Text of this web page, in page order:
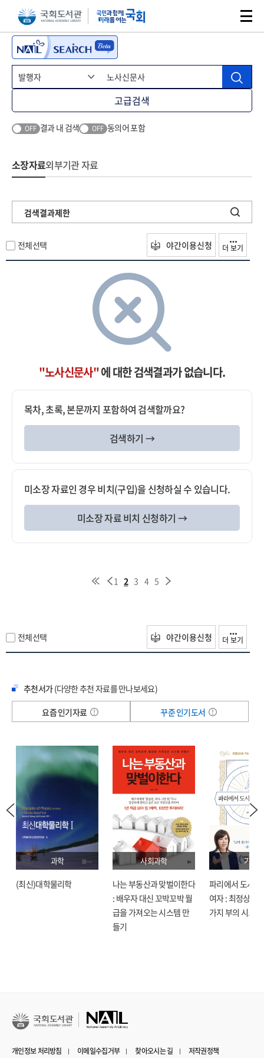
본문 바로가기주메뉴 바로가기
고급검색
OFF 결과 내 검색 OFF 동의어 포함
소장자료외부기관 자료
검색결과제한
전체선택 야간이용신청 더 보기
"노사신문사"에 대한 검색결과가 없습니다.
목차, 초록, 본문까지 포함하여 검색할까요?
검색하기 →
미소장 자료인 경우 비치(구입)을 신청하실 수 있습니다.
미소장 자료 비치 신청하기 →
1 2 3 4 5
전체선택 야간이용신청 더 보기
추천서가(다양한 추천 자료를 만나보세요)
요즘 인기자료
꾸준 인기도서
과학
(최신)대학물리학
사회과학
나는 부동산과 맞벌이한다
: 배우자 대신 꼬박꼬박 월
급을 가져오는 시스템 만
들기
기술
파리에서 도시락
여자 : 최정상으
가지 부의 시크릿
개인정보 처리방침 이메일수집거부 찾아오시는 길 저작권정책